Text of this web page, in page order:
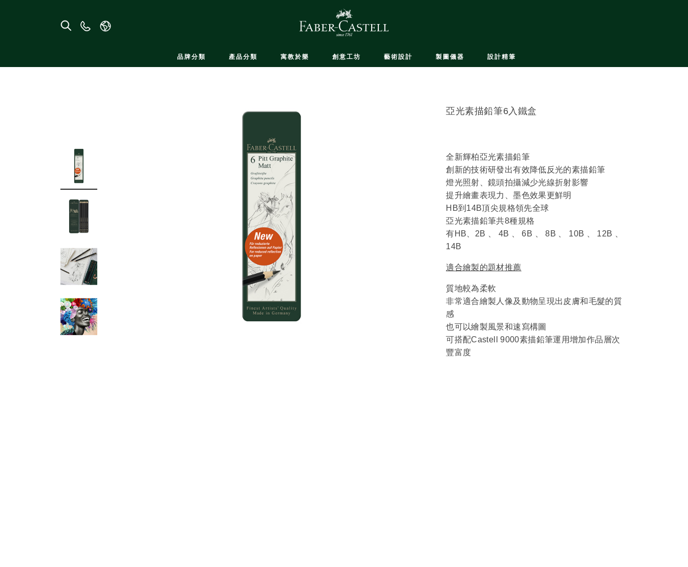
聯
品牌分類 產品分類 寓教於樂 創意工坊 藝術設計 製圖儀器 設計精筆
亞光素描鉛筆6入鐵盒
全新輝柏亞光素描鉛筆
創新的技術研發出有效降低反光的素描鉛筆
燈光照射、鏡頭拍攝減少光線折射影響
提升繪畫表現力、墨色效果更鮮明
HB到14B頂尖規格領先全球
亞光素描鉛筆共8種規格
有HB、2B 、 4B 、 6B 、 8B 、 10B 、 12B 、
14B
適合繪製的題材推薦
質地較為柔軟
非常適合繪製人像及動物呈現出皮膚和毛髮的質
感
也可以繪製風景和速寫構圖
可搭配Castell 9000素描鉛筆運用增加作品層次
豐富度